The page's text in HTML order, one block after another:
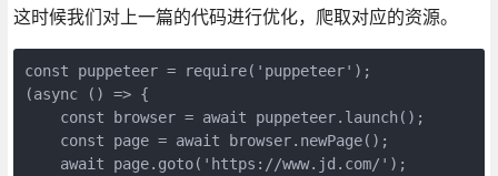
这时候我们对上一篇的代码进行优化，爬取对应的资源。
const puppeteer = require('puppeteer');
(async () => {
    const browser = await puppeteer.launch();
    const page = await browser.newPage();
    await page.goto('https://www.jd.com/');